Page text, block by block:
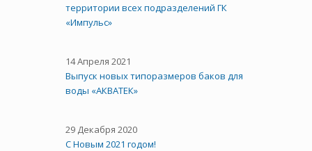
территории всех подразделений ГК
«Импульс»
14 Апреля 2021
Выпуск новых типоразмеров баков для
воды «АКВАТЕК»
29 Декабря 2020
С Новым 2021 годом!